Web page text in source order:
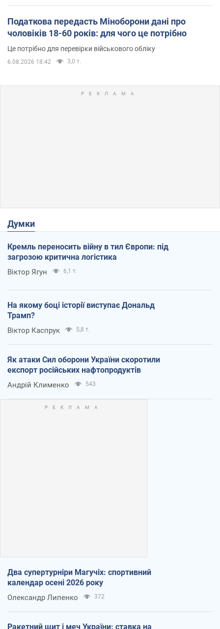
Податкова передасть Міноборони дані про
чоловіків 18-60 років: для чого це потрібно
Це потрібно для перевірки військового обліку
6.08.2026 18:42 3,0 т.
Думки
Кремль переносить війну в тил Європи: під
загрозою критична логістика
Віктор Ягун 6,1 т.
На якому боці історії виступає Дональд
Трамп?
Віктор Каспрук 5,8 т.
Як атаки Сил оборони України скоротили
експорт російських нафтопродуктів
Андрій Клименко 543
Два супертурніри Магучіх: спортивний
календар осені 2026 року
Олександр Липенко 372
Ракетний щит і меч України: ставка на